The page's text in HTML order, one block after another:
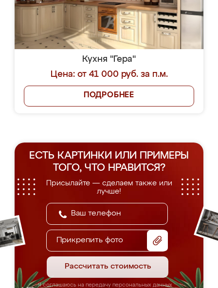
Кухня "Гера"
Цена: от 41 000 руб. за п.м.
ПОДРОБНЕЕ
ЕСТЬ КАРТИНКИ ИЛИ ПРИМЕРЫ
ТОГО, ЧТО НРАВИТСЯ?
Присылайте — сделаем также или
лучше!
Прикрепить фото
Рассчитать стоимость
Я соглашаюсь на передачу персональных данных